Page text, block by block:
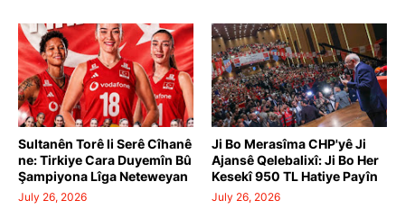
Sultanên Torê li Serê Cîhanê
ne: Tirkiye Cara Duyemîn Bû
Şampiyona Lîga Neteweyan
July 26, 2026
Ji Bo Merasîma CHP'yê Ji
Ajansê Qelebalixî: Ji Bo Her
Kesekî 950 TL Hatiye Payîn
July 26, 2026